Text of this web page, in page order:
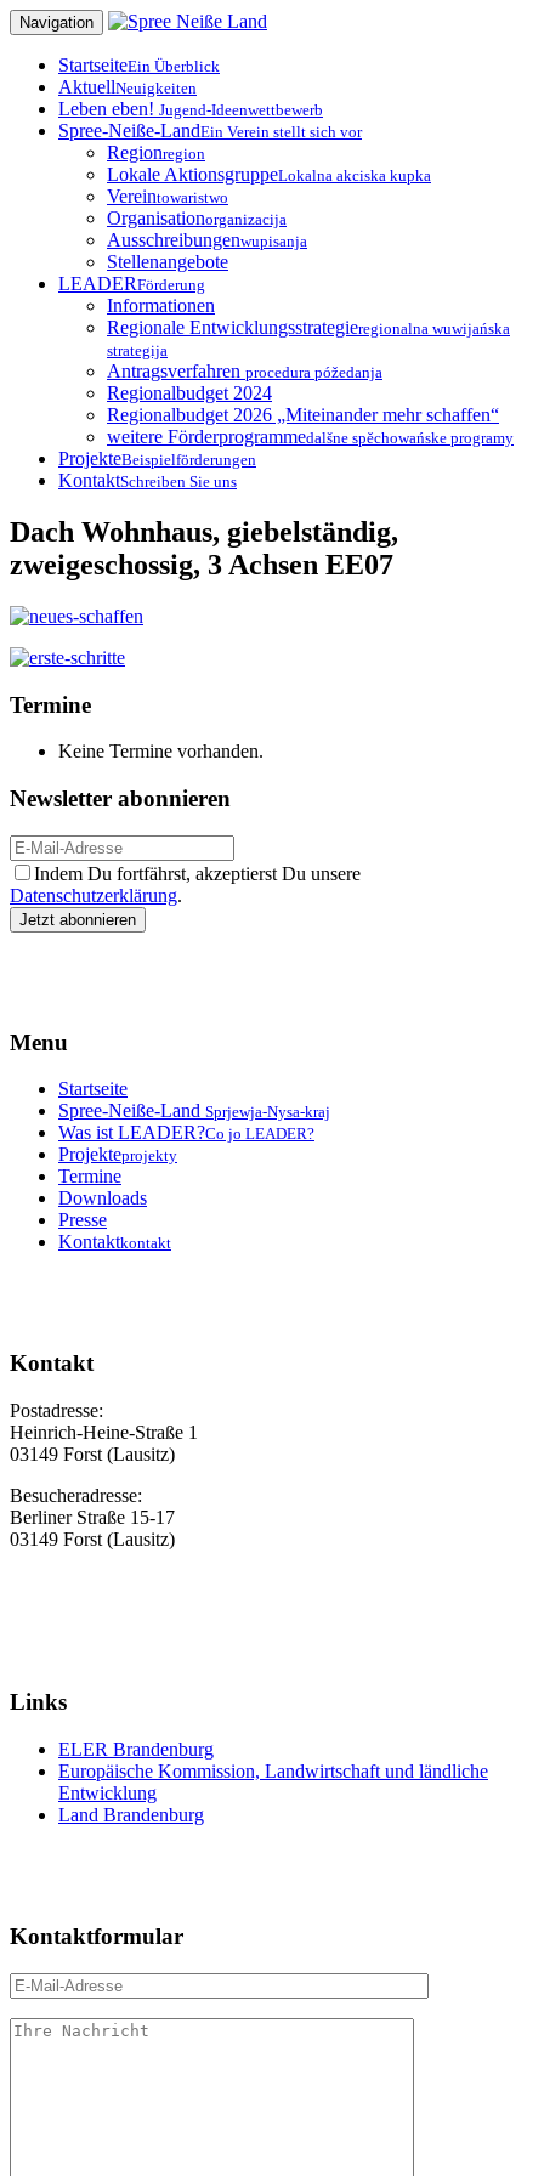
Zum
Inhalt
springen
Navigation
StartseiteEin Überblick
AktuellNeuigkeiten
Leben eben! Jugend-Ideenwettbewerb
Spree-Neiße-LandEin Verein stellt sich vor
Regionregion
Lokale AktionsgruppeLokalna akciska kupka
Vereintowaristwo
Organisationorganizacija
Ausschreibungenwupisanja
Stellenangebote
LEADERFörderung
Informationen
Regionale Entwicklungsstrategieregionalna wuwijańska
strategija
Antragsverfahren procedura póžedanja
Regionalbudget 2024
Regionalbudget 2026 „Miteinander mehr schaffen“
weitere Förderprogrammedalšne spěchowańske programy
ProjekteBeispielförderungen
KontaktSchreiben Sie uns
Dach Wohnhaus, giebelständig,
zweigeschossig, 3 Achsen EE07
Termine
Keine Termine vorhanden.
Newsletter abonnieren
Indem Du fortfährst, akzeptierst Du unsere
Datenschutzerklärung.
Menu
Startseite
Spree-Neiße-Land Sprjewja-Nysa-kraj
Was ist LEADER?Co jo LEADER?
Projekteprojekty
Termine
Downloads
Presse
Kontaktkontakt
Kontakt
Postadresse:
Heinrich-Heine-Straße 1
03149 Forst (Lausitz)
Besucheradresse:
Berliner Straße 15-17
03149 Forst (Lausitz)
Links
ELER Brandenburg
Europäische Kommission, Landwirtschaft und ländliche
Entwicklung
Land Brandenburg
Kontaktformular